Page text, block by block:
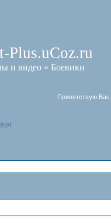
Plus.uCoz.ru
и видео » Боевики
Приветствую Вас